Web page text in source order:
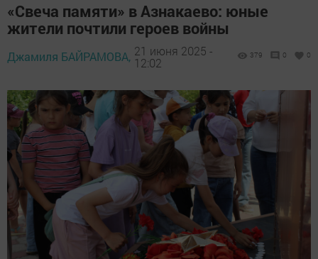
«Свеча памяти» в Азнакаево: юные
жители почтили героев войны
Джамиля БАЙРАМОВА, 21 июня 2025 -
12:02
379 0 0